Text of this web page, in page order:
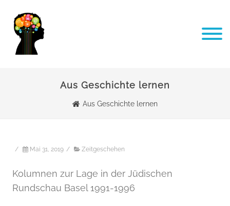
Aus Geschichte lernen
Aus Geschichte lernen
/ Mai 31, 2019 / Zeitgeschehen
Kolumnen zur Lage in der Jüdischen
Rundschau Basel 1991-1996